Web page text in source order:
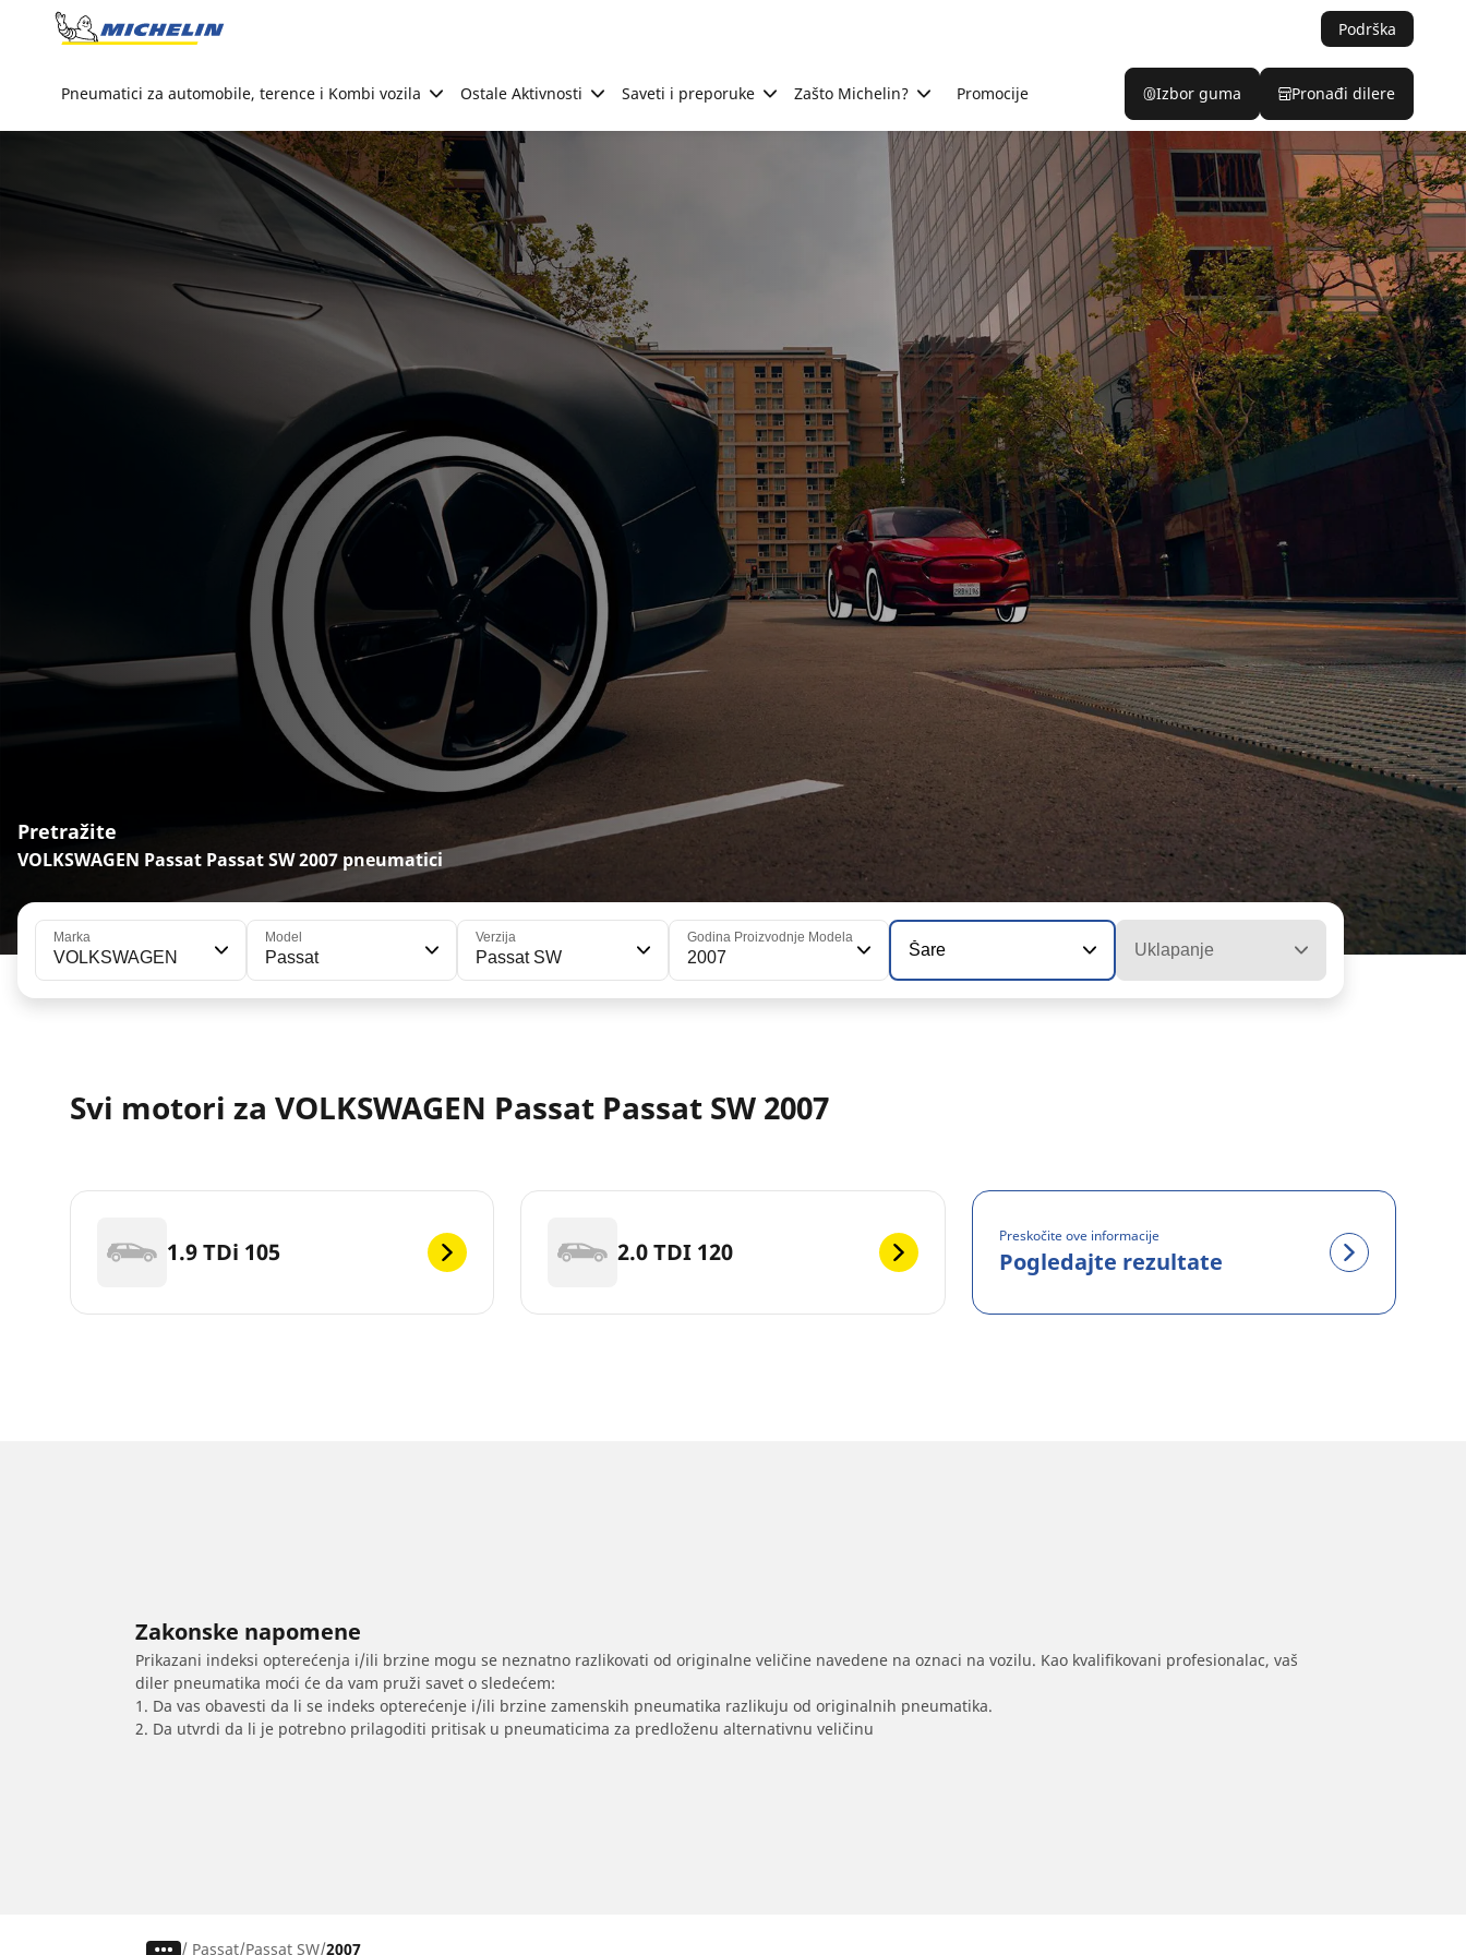
Go to page content
Podrška
Pneumatici za automobile, terence i Kombi vozila Ostale Aktivnosti Saveti i preporuke Zašto Michelin? Promocije Izbor guma Pronađi dilere
Pretražite
VOLKSWAGEN Passat Passat SW 2007 pneumatici
Marka
VOLKSWAGEN
Model
Passat
Verzija
Passat SW
Godina Proizvodnje Modela
2007 Šare Uklapanje
Svi motori za VOLKSWAGEN Passat Passat SW 2007
1.9 TDi 105 2.0 TDI 120
Preskočite ove informacije
Pogledajte rezultate
Zakonske napomene
Prikazani indeksi opterećenja i/ili brzine mogu se neznatno razlikovati od originalne veličine navedene na oznaci na vozilu. Kao kvalifikovani profesionalac, vaš
diler pneumatika moći će da vam pruži savet o sledećem:
1. Da vas obavesti da li se indeks opterećenje i/ili brzine zamenskih pneumatika razlikuju od originalnih pneumatika.
2. Da utvrdi da li je potrebno prilagoditi pritisak u pneumaticima za predloženu alternativnu veličinu
/ Passat Passat SW 2007